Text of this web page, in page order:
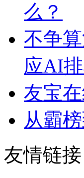
么？
不争
应AI
友宝
从霸
友情链接